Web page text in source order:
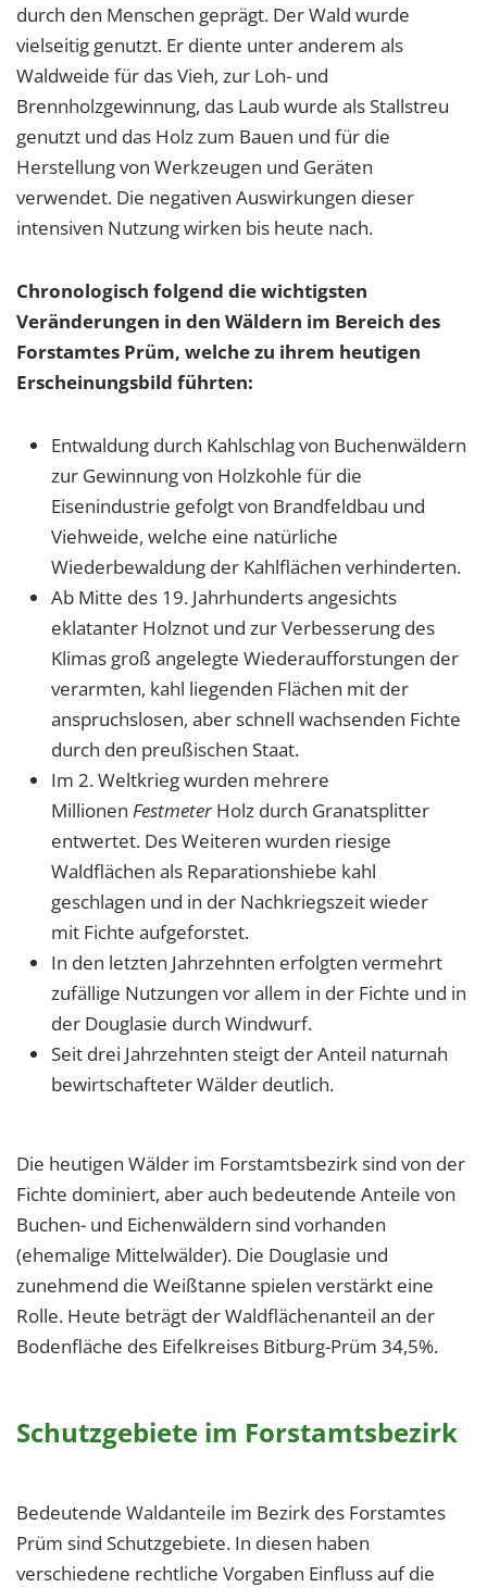
durch den Menschen geprägt. Der Wald wurde
vielseitig genutzt. Er diente unter anderem als
Waldweide für das Vieh, zur Loh- und
Brennholzgewinnung, das Laub wurde als Stallstreu
genutzt und das Holz zum Bauen und für die
Herstellung von Werkzeugen und Geräten
verwendet. Die negativen Auswirkungen dieser
intensiven Nutzung wirken bis heute nach.
Chronologisch folgend die wichtigsten
Veränderungen in den Wäldern im Bereich des
Forstamtes Prüm, welche zu ihrem heutigen
Erscheinungsbild führten:
Entwaldung durch Kahlschlag von Buchenwäldern
zur Gewinnung von Holzkohle für die
Eisenindustrie gefolgt von Brandfeldbau und
Viehweide, welche eine natürliche
Wiederbewaldung der Kahlflächen verhinderten.
Ab Mitte des 19. Jahrhunderts angesichts
eklatanter Holznot und zur Verbesserung des
Klimas groß angelegte Wiederaufforstungen der
verarmten, kahl liegenden Flächen mit der
anspruchslosen, aber schnell wachsenden Fichte
durch den preußischen Staat.
Im 2. Weltkrieg wurden mehrere
Millionen FestmeterHolz durch Granatsplitter
entwertet. Des Weiteren wurden riesige
Waldflächen als Reparationshiebe kahl
geschlagen und in der Nachkriegszeit wieder
mit Fichte aufgeforstet.
In den letzten Jahrzehnten erfolgten vermehrt
zufällige Nutzungen vor allem in der Fichte und in
der Douglasie durch Windwurf.
Seit drei Jahrzehnten steigt der Anteil naturnah
bewirtschafteter Wälder deutlich.
Die heutigen Wälder im Forstamtsbezirk sind von der
Fichte dominiert, aber auch bedeutende Anteile von
Buchen- und Eichenwäldern sind vorhanden
(ehemalige Mittelwälder). Die Douglasie und
zunehmend die Weißtanne spielen verstärkt eine
Rolle. Heute beträgt der Waldflächenanteil an der
Bodenfläche des Eifelkreises Bitburg-Prüm 34,5%.
Schutzgebiete im Forstamtsbezirk
Bedeutende Waldanteile im Bezirk des Forstamtes
Prüm sind Schutzgebiete. In diesen haben
verschiedene rechtliche Vorgaben Einfluss auf die